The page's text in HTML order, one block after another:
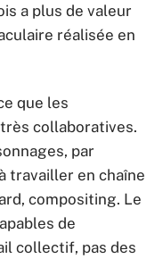
a plus de valeur
réalisée en
que les
collaboratives.
par
travailler en chaîne
compositing. Le
de
collectif, pas des